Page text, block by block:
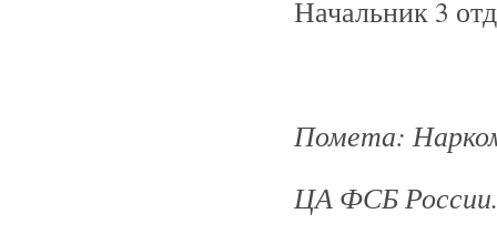
Начальник 3
Помета:
ЦА ФСБ России.